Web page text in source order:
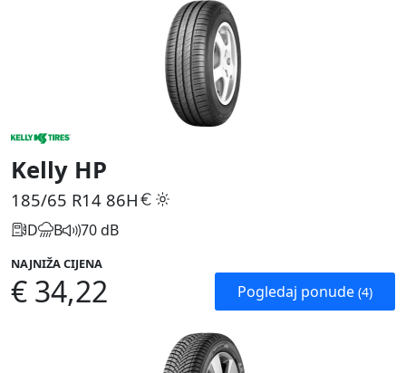
Kelly HP
185/65 R14 86H
D B 70 dB
NAJNIŽA CIJENA
€ 34,22 Pogledaj ponude (4)